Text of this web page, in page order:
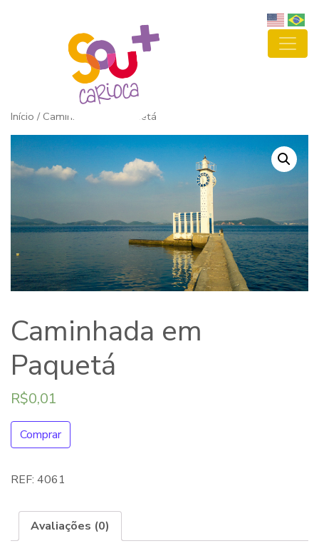
Início / Caminhada em Paquetá
Caminhada em
Paquetá
R$0,01
Comprar
REF: 4061
Avaliações (0)